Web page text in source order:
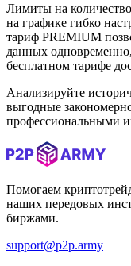
Лимиты на
на графике гибко
тариф PREMIUM
данных
бесплатном тарифе
Анализируйте
выгодные
профессиональными
Помогаем
наших передовых
биржами.
support@p2p.army